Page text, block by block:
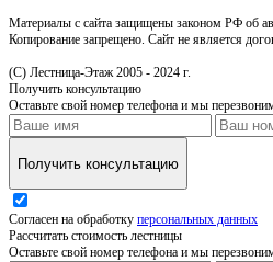
Материалы с сайта защищены законом РФ об
Копирование запрещено. Сайт не является
(С) Лестница-Этаж 2005 - 2024 г.
Получить консультацию
Оставьте свой номер телефона и мы
Получить консультацию
Согласен на обработку персональных данных
Рассчитать стоимость лестницы
Оставьте свой номер телефона и мы